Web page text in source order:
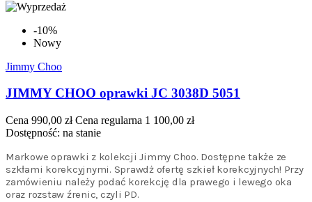
-10%
Nowy
Jimmy Choo
JIMMY CHOO oprawki JC 3038D 5051
Cena 990,00 zł Cena regularna 1 100,00 zł
Dostępność: na stanie
Markowe oprawki z kolekcji Jimmy Choo. Dostępne także ze
szkłami korekcyjnymi. Sprawdż ofertę szkieł korekcyjnych! Przy
zamówieniu należy podać korekcję dla prawego i lewego oka
oraz rozstaw źrenic, czyli PD.